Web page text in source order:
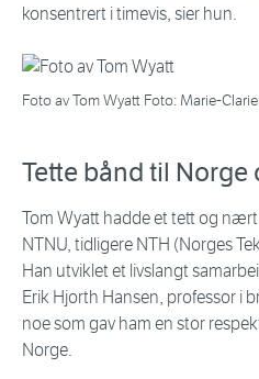
konsentrert i timevis, sier hun.
Foto av Tom Wyatt Foto: Marie-
Tette bånd til Norge
Tom Wyatt hadde et tett og
NTNU, tidligere NTH (Norges
Han utviklet et livslangt
Erik Hjorth Hansen, professor i
noe som gav ham en stor
Norge.